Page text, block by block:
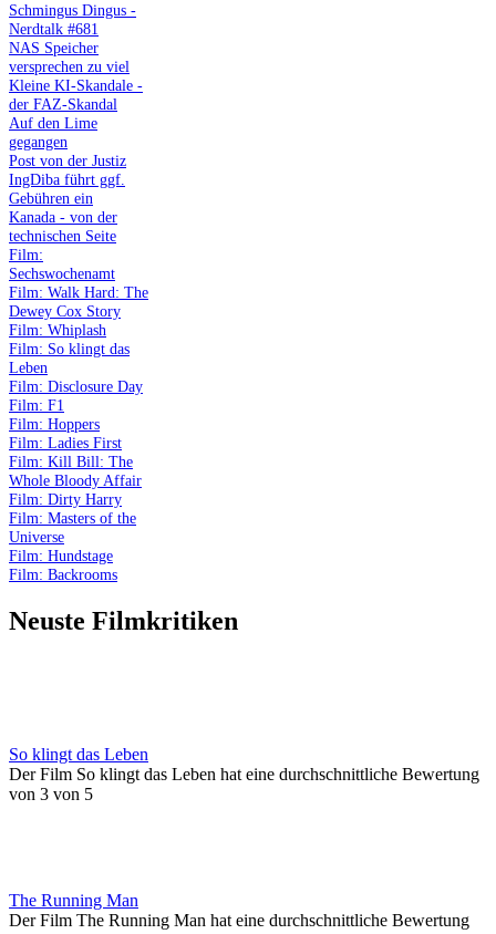
Schmingus Dingus -
Nerdtalk #681
NAS Speicher
versprechen zu viel
Kleine KI-Skandale -
der FAZ-Skandal
Auf den Lime
gegangen
Post von der Justiz
IngDiba führt ggf.
Gebühren ein
Kanada - von der
technischen Seite
Film:
Sechswochenamt
Film: Walk Hard: The
Dewey Cox Story
Film: Whiplash
Film: So klingt das
Leben
Film: Disclosure Day
Film: F1
Film: Hoppers
Film: Ladies First
Film: Kill Bill: The
Whole Bloody Affair
Film: Dirty Harry
Film: Masters of the
Universe
Film: Hundstage
Film: Backrooms
Neuste Filmkritiken
So klingt das Leben
Der Film So klingt das Leben hat eine durchschnittliche Bewertung
von 3 von 5
The Running Man
Der Film The Running Man hat eine durchschnittliche Bewertung